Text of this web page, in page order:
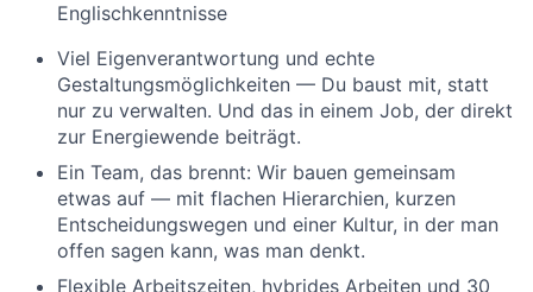
Englischkenntnisse
Viel Eigenverantwortung und echte
Gestaltungsmöglichkeiten — Du baust mit, statt
nur zu verwalten. Und das in einem Job, der direkt
zur Energiewende beiträgt.
Ein Team, das brennt: Wir bauen gemeinsam
etwas auf — mit flachen Hierarchien, kurzen
Entscheidungswegen und einer Kultur, in der man
offen sagen kann, was man denkt.
Flexible Arbeitszeiten, hybrides Arbeiten und 30